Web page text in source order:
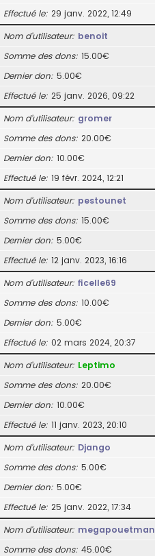
Effectué le 29 janv. 2022, 12:49
Nom d’utilisateur benoit
Somme des dons 15.00€
Dernier don 5.00€
Effectué le 25 janv. 2026, 09:22
Nom d’utilisateur gromer
Somme des dons 20.00€
Dernier don 10.00€
Effectué le 19 févr. 2024, 12:21
Nom d’utilisateur pestounet
Somme des dons 15.00€
Dernier don 5.00€
Effectué le 12 janv. 2023, 16:16
Nom d’utilisateur ficelle69
Somme des dons 10.00€
Dernier don 5.00€
Effectué le 02 mars 2024, 20:37
Nom d’utilisateur Leptimo
Somme des dons 20.00€
Dernier don 10.00€
Effectué le 11 janv. 2023, 20:10
Nom d’utilisateur Django
Somme des dons 5.00€
Dernier don 5.00€
Effectué le 25 janv. 2022, 17:34
Nom d’utilisateur megapouetman
Somme des dons 45.00€